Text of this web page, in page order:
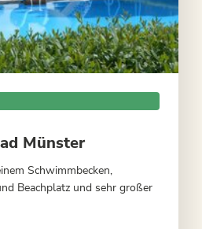
Münster
Schwimmbecken,
Beachplatz und sehr großer